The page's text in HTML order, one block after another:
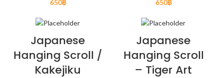
650฿
650฿
Japanese
Hanging Scroll /
Kakejiku
Japanese
Hanging Scroll
– Tiger Art